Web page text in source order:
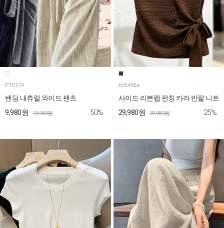
PT5774
밴딩 내츄럴 와이드 팬츠
9,980원 19,980원 50%
kn5406a
사이드 리본랩 펀칭 카라 반팔 니트
29,980원 39,980원 25%